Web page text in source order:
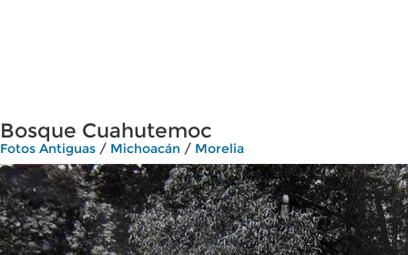
Bosque Cuahutemoc
Fotos Antiguas / Michoacán / Morelia